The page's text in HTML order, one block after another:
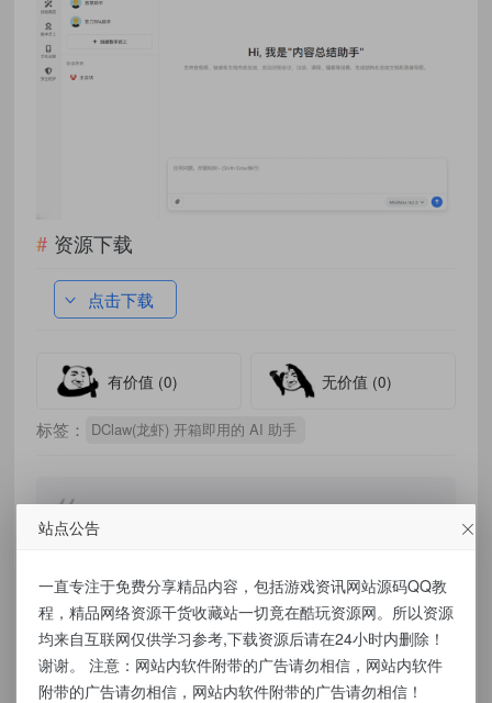
资源下载
点击下载
有价值 (0) 无价值 (0)
标签： DClaw(龙虾) 开箱即用的 AI 助手
免责声明：
本站提供的资源，都来自网络，版权争议与本
站无关，所有内容及软件的文章仅限用于学习
和研究目的。不得将上述内容用于商业或者非
法用途，否则，一切后果请用户自负，我们不
站点公告
一直专注于免费分享精品内容，包括游戏资讯网站源码QQ教
程，精品网络资源干货收藏站一切竟在酷玩资源网。所以资源
均来自互联网仅供学习参考,下载资源后请在24小时内删除！
谢谢。 注意：网站内软件附带的广告请勿相信，网站内软件
附带的广告请勿相信，网站内软件附带的广告请勿相信！